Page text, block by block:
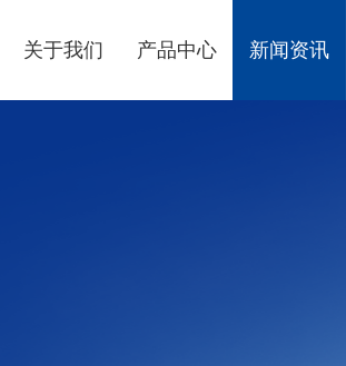
关于我们 产品中心 新闻资讯